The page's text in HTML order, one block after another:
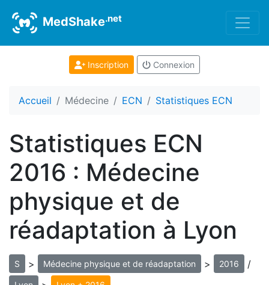
MedShake.net
Inscription Connexion
Accueil Médecine ECN Statistiques ECN
Statistiques ECN
2016 : Médecine
physique et de
réadaptation à Lyon
S > Médecine physique et de réadaptation > 2016 /